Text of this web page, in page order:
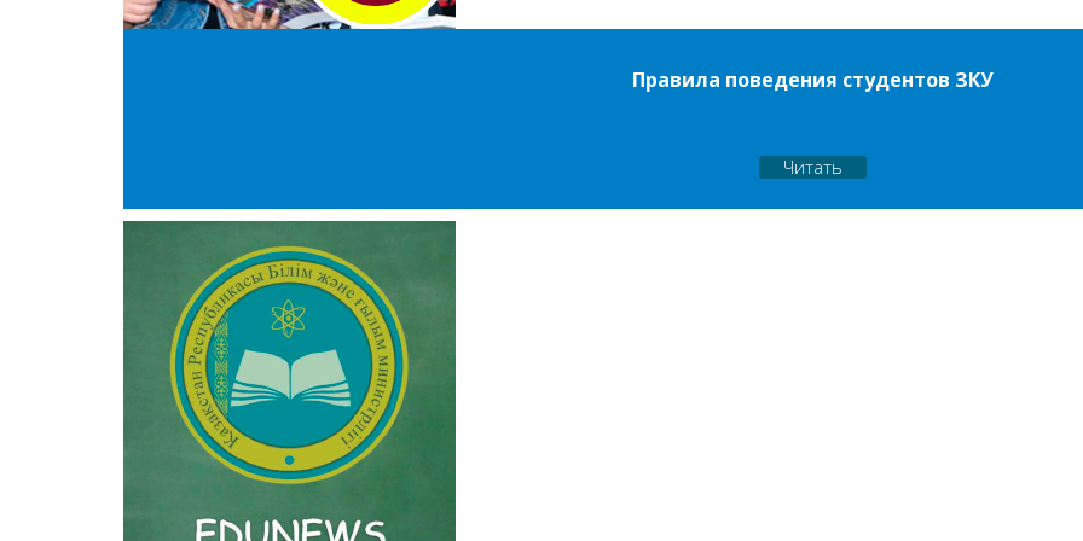
Правила поведения студентов ЗКУ
Читать